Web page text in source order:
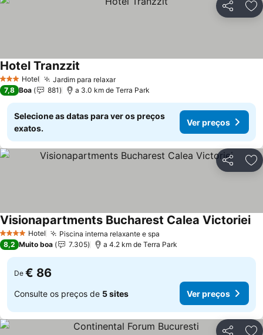
Partilhar
3 EstrelasHotel Jardim para relaxarVer preços
Hotel Tranzzit
7,8 Boa 881 a 3.0 km de Terra Park
Selecione as datas para ver os preços
exatos.
Ver preços
Partilhar
4 EstrelasHotel Piscina interna relaxante e spa
Visionapartments Bucharest Calea Victoriei
8,2 Muito boa 7.305 a 4.2 km de Terra Park
De € 86
Consulte os preços de 5 sites Ver preços